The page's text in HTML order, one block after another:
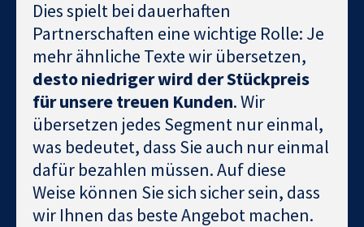
Dies spielt bei dauerhaften
Partnerschaften eine wichtige Rolle: Je
mehr ähnliche Texte wir übersetzen,
desto niedriger wird der Stückpreis
für unsere treuen Kunden. Wir
übersetzen jedes Segment nur einmal,
was bedeutet, dass Sie auch nur einmal
dafür bezahlen müssen. Auf diese
Weise können Sie sich sicher sein, dass
wir Ihnen das beste Angebot machen.